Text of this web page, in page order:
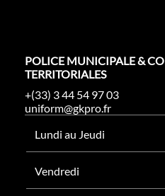
POLICE MUNICIPALE &
TERRITORIALES
+(33) 3 44 54 97 03
uniform@gkpro.fr
Lundi au Jeudi
Vendredi